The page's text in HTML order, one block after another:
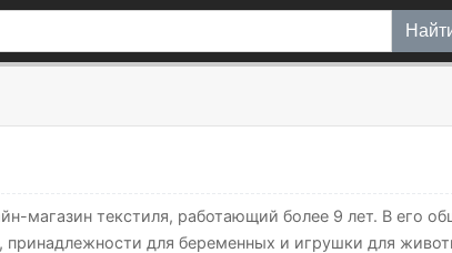
магазин текстиля, работающий более 9 лет. В его
принадлежности для беременных и игрушки для